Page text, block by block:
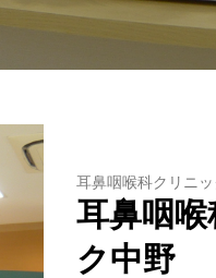
耳鼻咽喉科クリニッ
耳鼻咽
ク中野